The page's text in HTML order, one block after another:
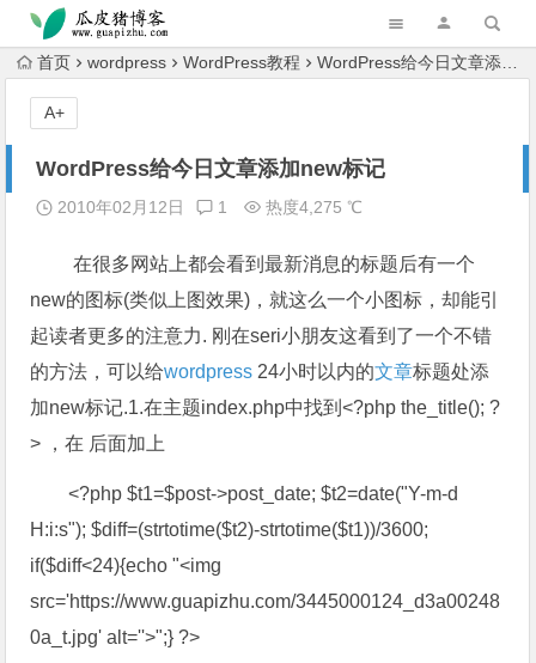
跳转到主内容
首页 wordpress WordPress教程 WordPress给今日文章添加new标记
WordPress给今日文章添加new标记
2010年02月12日 1 热度4,275 ℃
在很多网站上都会看到最新消息的标题后有一个
new的图标(类似上图效果)，就这么一个小图标，却能引
起读者更多的注意力. 刚在seri小朋友这看到了一个不错
的方法，可以给wordpress 24小时以内的文章标题处添
加new标记.1.在主题index.php中找到<?php the_title(); ?
> ，在 后面加上
<?php $t1=$post->post_date; $t2=date("Y-m-d
H:i:s"); $diff=(strtotime($t2)-strtotime($t1))/3600;
if($diff<24){echo "<img
src='https://www.guapizhu.com/3445000124_d3a00248
0a_t.jpg' alt=''>";} ?>
A+